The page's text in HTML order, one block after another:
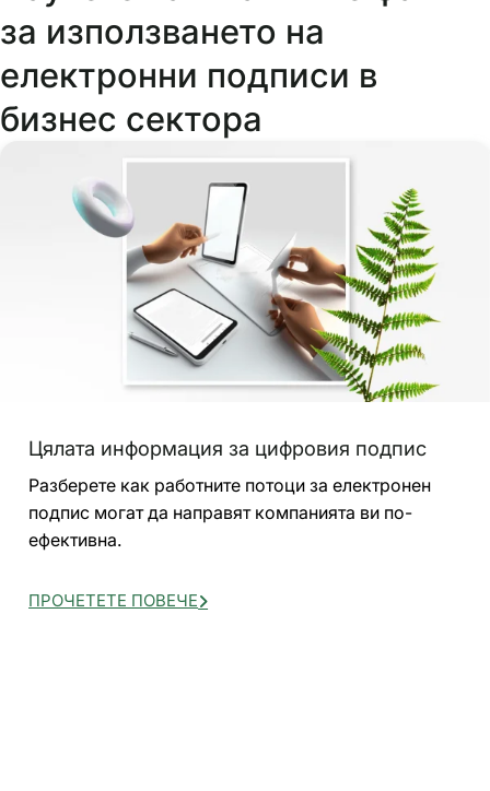
за използването на
електронни подписи в
бизнес сектора
Цялата информация за цифровия подпис
Разберете как работните потоци за електронен
подпис могат да направят компанията ви по-
ефективна.
ПРОЧЕТЕТЕ ПОВЕЧЕ